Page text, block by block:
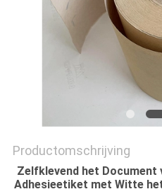
Productomschrijving
Zelfklevend het
Adhesieetiket met Witte